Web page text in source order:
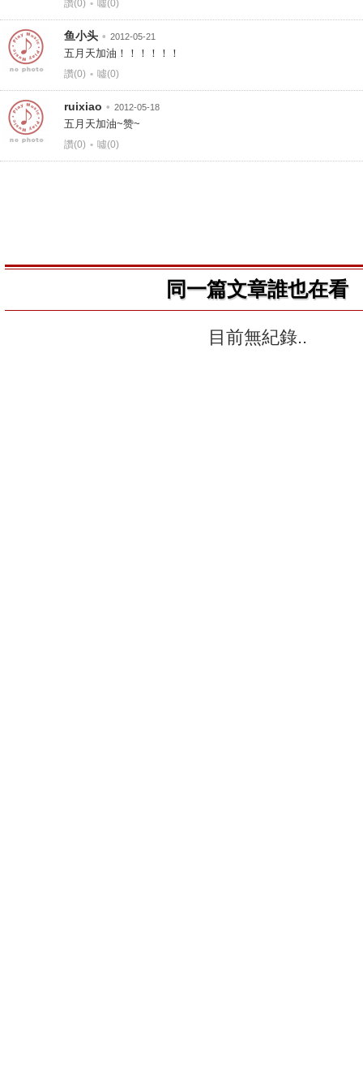
讚(0) • 噓(0)
鱼小头 • 2012-05-21
五月天加油！！！！！！
讚(0) • 噓(0)
ruixiao • 2012-05-18
五月天加油~赞~
讚(0) • 噓(0)
同一篇文章誰也在看
目前無紀錄..